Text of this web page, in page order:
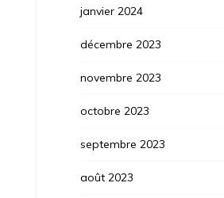
janvier 2024
décembre 2023
novembre 2023
octobre 2023
septembre 2023
août 2023